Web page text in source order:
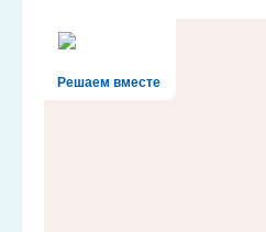
Решаем вместе